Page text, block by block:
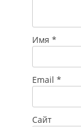
Имя *
Email *
Сайт